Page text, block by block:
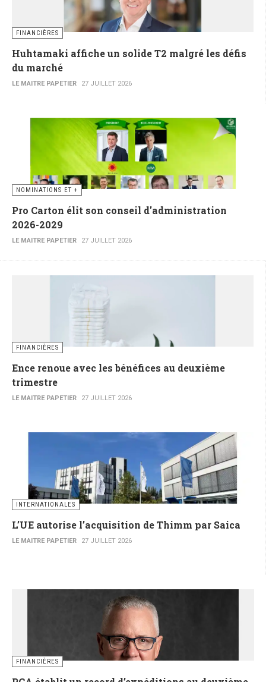
FINANCIÈRES
Huhtamaki affiche un solide T2 malgré les défis
du marché
LE MAITRE PAPETIER 27 JUILLET 2026
NOMINATIONS ET +
Pro Carton élit son conseil d'administration
2026-2029
LE MAITRE PAPETIER 27 JUILLET 2026
FINANCIÈRES
Ence renoue avec les bénéfices au deuxième
trimestre
LE MAITRE PAPETIER 27 JUILLET 2026
INTERNATIONALES
L’UE autorise l’acquisition de Thimm par Saica
LE MAITRE PAPETIER 27 JUILLET 2026
FINANCIÈRES